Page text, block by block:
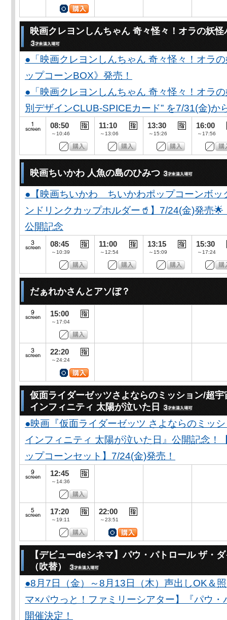
映画クレヨンしんちゃん 奇々怪々！オラの妖怪
●「映画クレヨンしんちゃん 奇々怪々！オラ
ップコーンBOX》発売！
●「映画クレヨンしんちゃん 奇々怪々！オラ
別デザインCLUB-SPICEカード” を7/31(金)か
08:50
～10:46
11:10
～13:06
13:30
～15:26
16:00
～17:56
映画ちいかわ 人魚の島のひみつ
●【映画ちいかわ ちいかわポップコーンボ
ンドリンクカップホルダー🥤】7/24(金)発売
公開記念
08:45
～10:39
11:00
～12:54
13:15
～15:09
15:30
～17:24
だぁれかさんとアソぼ？
15:00
～17:04
22:20
～24:24
仮面ライダーゼッツさよならのミッション/超
インフィニティ 太陽が泣いた日
●映画『仮面ライダーゼッツ さよならのミッ
インフィニティ 太陽が泣いた日』公開記念！
ップコーンセット】7/24(金)発売！
12:45
～14:36
17:20
～19:11
22:00
～23:51
【デビューdeシネマ】パウ・パトロール ザ・
（吹替）
●8月7日（金）～8月13日（木）声出しOK＆
マ×パウっと！ファミリーシアター】『パウ
開催決定！